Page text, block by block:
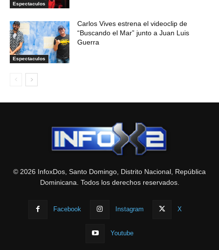
Espectaculos
Espectaculos
Carlos Vives estrena el videoclip de
“Buscando el Mar” junto a Juan Luis
Guerra
© 2026 InfoxDos, Santo Domingo, Distrito Nacional, República
Dominicana. Todos los derechos reservados.
Facebook Instagram X
Youtube